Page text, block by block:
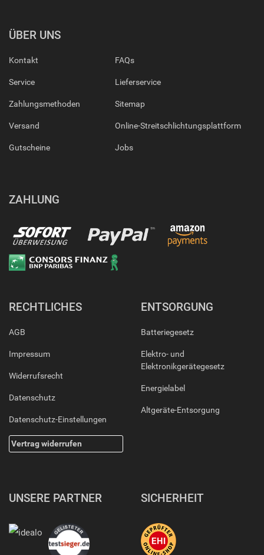
ÜBER UNS
Kontakt
Service
Zahlungsmethoden
Versand
Gutscheine
FAQs
Lieferservice
Sitemap
Online-Streitschlichtungsplattform
Jobs
ZAHLUNG
RECHTLICHES
AGB
Impressum
Widerrufsrecht
Datenschutz
Datenschutz-Einstellungen
Vertrag widerrufen
ENTSORGUNG
Batteriegesetz
Elektro- und
Elektronikgerätegesetz
Energielabel
Altgeräte-Entsorgung
UNSERE PARTNER SICHERHEIT